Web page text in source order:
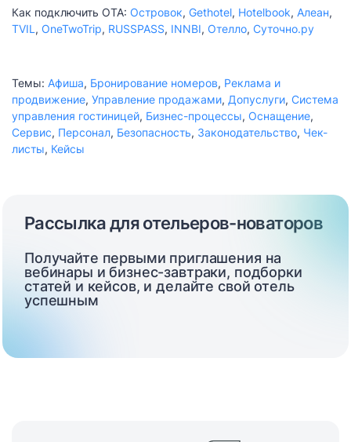
Как подключить ОТА: Островок, Gethotel, Hotelbook, Алеан,
TVIL , OneTwoTrip, RUSSPASS, INNBI, Отелло, Суточно.ру
Темы: Афиша, Бронирование номеров, Реклама и
продвижение, Управление продажами, Допуслуги, Система
управления гостиницей, Бизнес-процессы, Оснащение,
Сервис, Персонал, Безопасность, Законодательство, Чек-
листы, Кейсы
Рассылка для отельеров-новаторов
Получайте первыми приглашения на
вебинары и бизнес-завтраки, подборки
статей и кейсов, и делайте свой отель
успешным